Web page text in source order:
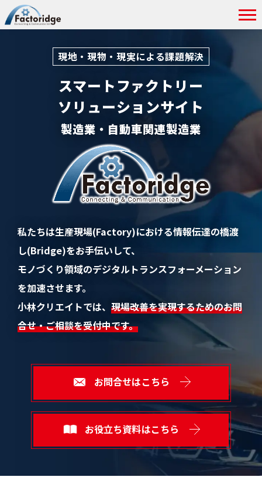
現地・現物・現実による課題解決
スマートファクトリー
ソリューションサイト
製造業・自動車関連製造業
私たちは生産現場(Factory)における情報伝達の橋渡
し(Bridge)をお手伝いして、
モノづくり領域のデジタルトランスフォーメーション
を加速させます。
小林クリエイトでは、 現場改善を実現するためのお問
合せ・ご相談を受付中です。
お問合せはこちら
お役立ち資料はこちら